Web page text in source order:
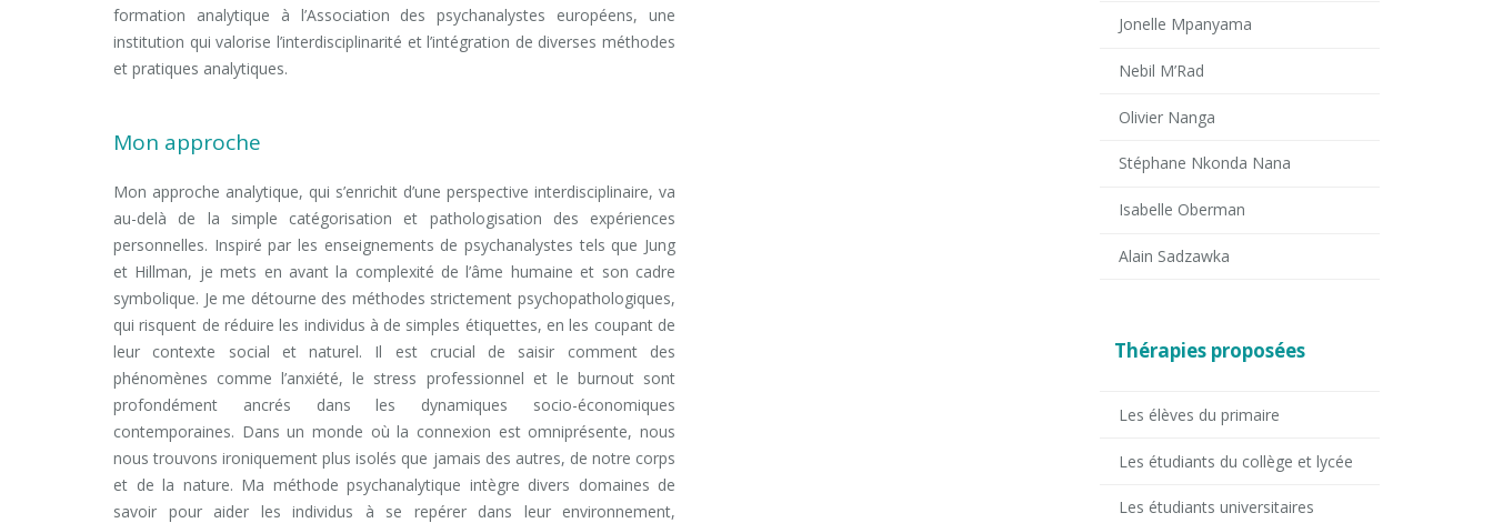
formation analytique à l’Association des psychanalystes européens, une
institution qui valorise l’interdisciplinarité et l’intégration de diverses méthodes
et pratiques analytiques.
Mon approche
Mon approche analytique, qui s’enrichit d’une perspective interdisciplinaire, va
au-delà de la simple catégorisation et pathologisation des expériences
personnelles. Inspiré par les enseignements de psychanalystes tels que Jung
et Hillman, je mets en avant la complexité de l’âme humaine et son cadre
symbolique. Je me détourne des méthodes strictement psychopathologiques,
qui risquent de réduire les individus à de simples étiquettes, en les coupant de
leur contexte social et naturel. Il est crucial de saisir comment des
phénomènes comme l’anxiété, le stress professionnel et le burnout sont
profondément ancrés dans les dynamiques socio-économiques
contemporaines. Dans un monde où la connexion est omniprésente, nous
nous trouvons ironiquement plus isolés que jamais des autres, de notre corps
et de la nature. Ma méthode psychanalytique intègre divers domaines de
savoir pour aider les individus à se repérer dans leur environnement,
Jonelle Mpanyama
Nebil M’Rad
Olivier Nanga
Stéphane Nkonda Nana
Isabelle Oberman
Alain Sadzawka
Thérapies proposées
Les élèves du primaire
Les étudiants du collège et lycée
Les étudiants universitaires